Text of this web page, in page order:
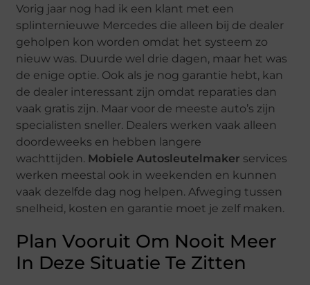
Vorig jaar nog had ik een klant met een
splinternieuwe Mercedes die alleen bij de dealer
geholpen kon worden omdat het systeem zo
nieuw was. Duurde wel drie dagen, maar het was
de enige optie. Ook als je nog garantie hebt, kan
de dealer interessant zijn omdat reparaties dan
vaak gratis zijn. Maar voor de meeste auto’s zijn
specialisten sneller. Dealers werken vaak alleen
doordeweeks en hebben langere
wachttijden. Mobiele Autosleutelmaker services
werken meestal ook in weekenden en kunnen
vaak dezelfde dag nog helpen. Afweging tussen
snelheid, kosten en garantie moet je zelf maken.
Plan Vooruit Om Nooit Meer
In Deze Situatie Te Zitten